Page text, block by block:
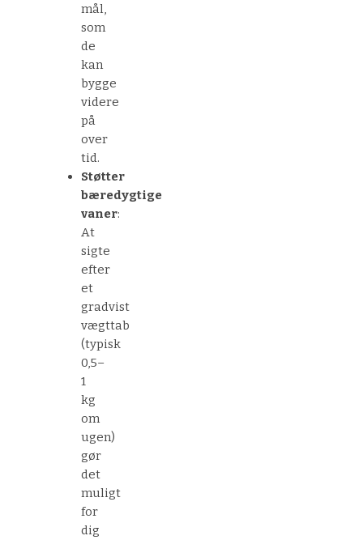
mål,
som
de
kan
bygge
videre
på
over
tid.
Støtter
bæredygtige
vaner:
At
sigte
efter
et
gradvist
vægttab
(typisk
0,5–
1
kg
om
ugen)
gør
det
muligt
for
dig